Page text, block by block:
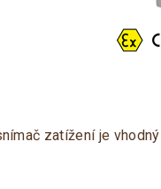
zatížení je